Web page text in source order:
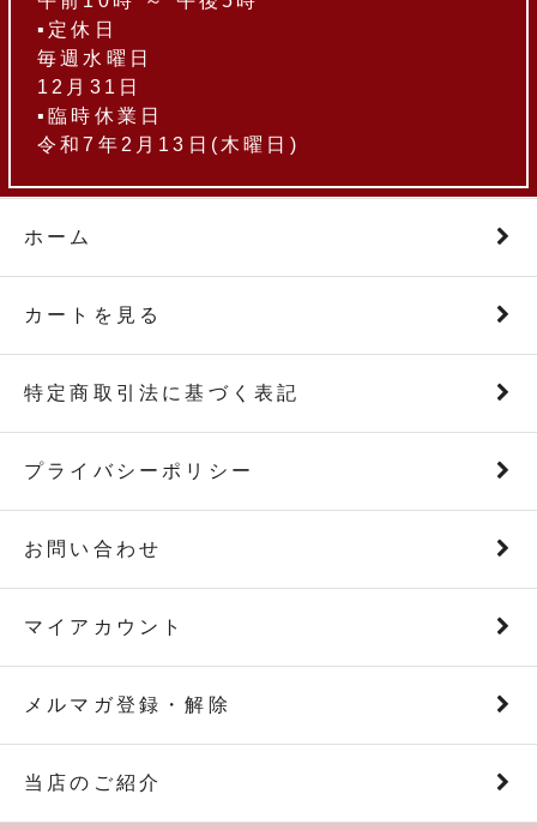
▪定休日
毎週水曜日
12月31日
▪臨時休業日
令和7年2月13日(木曜日)
ホーム
カートを見る
特定商取引法に基づく表記
プライバシーポリシー
お問い合わせ
マイアカウント
メルマガ登録・解除
当店のご紹介